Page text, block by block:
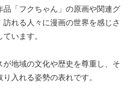
品「フクちゃん」の原画や関連グ
訪れる人々に漫画の世界を感じさ
います。
が地域の文化や歴史を尊重し、そ
入れる姿勢の表れです。